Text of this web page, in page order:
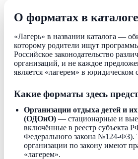
О форматах в каталоге
«Лагерь» в названии каталога —
которому родители ищут
Российское законодательство
организаций, и не каждое
является «лагерем» в юридическом
Какие форматы здесь
Организации отдыха детей и
(ОДОиО) — стационарные и
включённые в реестр субъекта
Федерального закона №124-ФЗ).
организации по закону имеют
«лагерем».